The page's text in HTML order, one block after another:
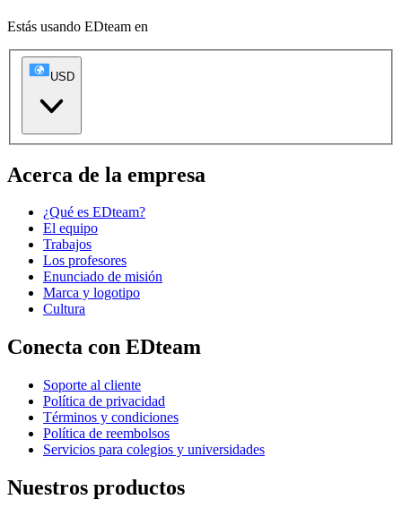
Estás usando EDteam en
USD
Acerca de la empresa
¿Qué es EDteam?
El equipo
Trabajos
Los profesores
Enunciado de misión
Marca y logotipo
Cultura
Conecta con EDteam
Soporte al cliente
Política de privacidad
Términos y condiciones
Política de reembolsos
Servicios para colegios y universidades
Nuestros productos